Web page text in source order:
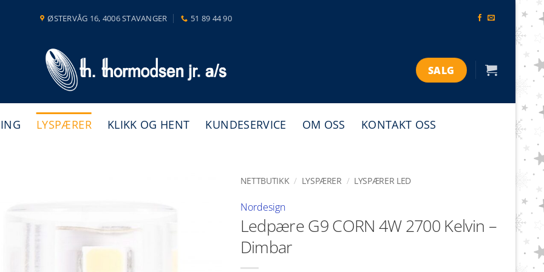
ØSTERVÅG 16, 4006 STAVANGER 51 89 44 90
SALG
LYSPÆRER KLIKK OG HENT KUNDESERVICE OM OSS KONTAKT OSS
NETTBUTIKK / LYSPÆRER / LYSPÆRER LED
Nordesign
Ledpære G9 CORN 4W 2700 Kelvin –
Dimbar